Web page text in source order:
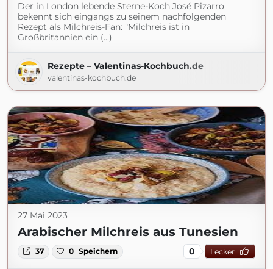
Der in London lebende Sterne-Koch José Pizarro
bekennt sich eingangs zu seinem nachfolgenden
Rezept als Milchreis-Fan: "Milchreis ist in
Großbritannien ein (...)
Rezepte – Valentinas-Kochbuch.de
valentinas-kochbuch.de
27 Mai 2023
Arabischer Milchreis aus Tunesien
37 0 Speichern 0 Lecker